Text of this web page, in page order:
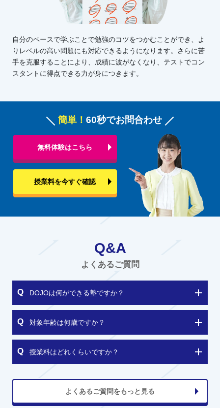
自分のペースで学ぶことで勉強のコツをつかむことができ、よ
りレベルの高い問題にも対応できるようになります。さらに苦
手を克服することにより、成績に波がなくなり、テストでコン
スタントに得点できる力が身につきます。
簡単！ 60秒でお問合わせ
無料体験はこちら
授業料を今すぐ確認
Q&A
よくあるご質問
DOJOは何ができる塾ですか？
対象年齢は何歳ですか？
授業料はどれくらいですか？
よくあるご質問をもっと見る